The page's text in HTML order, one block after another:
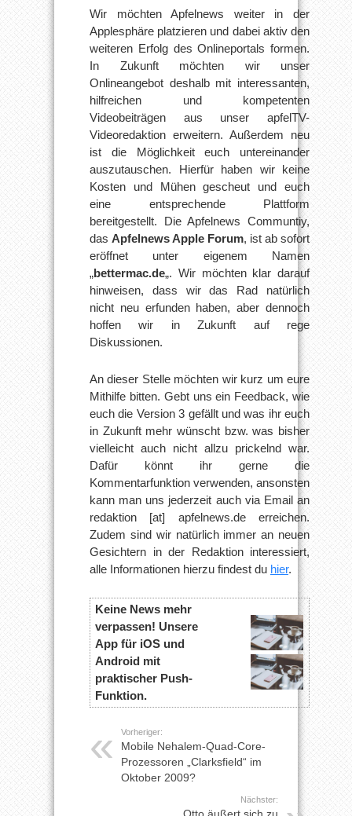
Wir möchten Apfelnews weiter in der
Applesphäre platzieren und dabei aktiv den
weiteren Erfolg des Onlineportals formen.
In Zukunft möchten wir unser
Onlineangebot deshalb mit interessanten,
hilfreichen und kompetenten
Videobeiträgen aus unser apfelTV-
Videoredaktion erweitern. Außerdem neu
ist die Möglichkeit euch untereinander
auszutauschen. Hierfür haben wir keine
Kosten und Mühen gescheut und euch
eine entsprechende Plattform
bereitgestellt. Die Apfelnews Communtiy,
das Apfelnews Apple Forum, ist ab sofort
eröffnet unter eigenem Namen
„bettermac.de„. Wir möchten klar darauf
hinweisen, dass wir das Rad natürlich
nicht neu erfunden haben, aber dennoch
hoffen wir in Zukunft auf rege
Diskussionen.
An dieser Stelle möchten wir kurz um eure
Mithilfe bitten. Gebt uns ein Feedback, wie
euch die Version 3 gefällt und was ihr euch
in Zukunft mehr wünscht bzw. was bisher
vielleicht auch nicht allzu prickelnd war.
Dafür könnt ihr gerne die
Kommentarfunktion verwenden, ansonsten
kann man uns jederzeit auch via Email an
redaktion [at] apfelnews.de erreichen.
Zudem sind wir natürlich immer an neuen
Gesichtern in der Redaktion interessiert,
alle Informationen hierzu findest du hier.
Keine News mehr
verpassen! Unsere
App für iOS und
Android mit
praktischer Push-
Funktion.
Vorheriger:
Mobile Nehalem-Quad-Core-
Prozessoren „Clarksfield“ im
Oktober 2009?
Nächster:
Otto äußert sich zu